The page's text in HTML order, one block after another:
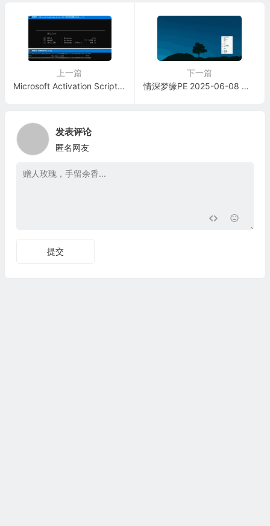
上一篇
Microsoft Activation Scripts v3.3.0 (MAS) 汉化版-支持激活所有Windows系统及Office套件
下一篇
情深梦缘PE 2025-06-08 声显网蓝牙全能VIP版 增强启动制作工具
发表评论
匿名网友
提交